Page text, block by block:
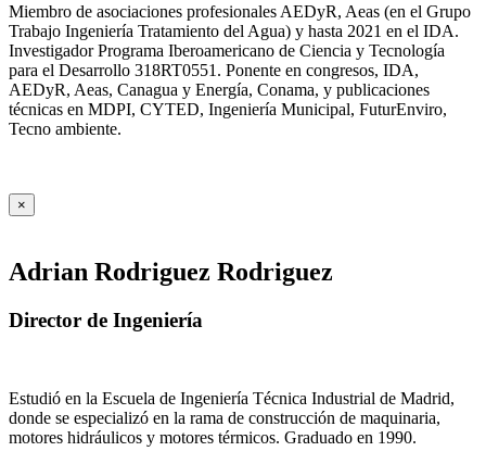
Miembro de asociaciones profesionales AEDyR, Aeas (en el Grupo
Trabajo Ingeniería Tratamiento del Agua) y hasta 2021 en el IDA.
Investigador Programa Iberoamericano de Ciencia y Tecnología
para el Desarrollo 318RT0551. Ponente en congresos, IDA,
AEDyR, Aeas, Canagua y Energía, Conama, y publicaciones
técnicas en MDPI, CYTED, Ingeniería Municipal, FuturEnviro,
Tecno ambiente.
×
Adrian Rodriguez Rodriguez
Director de Ingeniería
Estudió en la Escuela de Ingeniería Técnica Industrial de Madrid,
donde se especializó en la rama de construcción de maquinaria,
motores hidráulicos y motores térmicos. Graduado en 1990.